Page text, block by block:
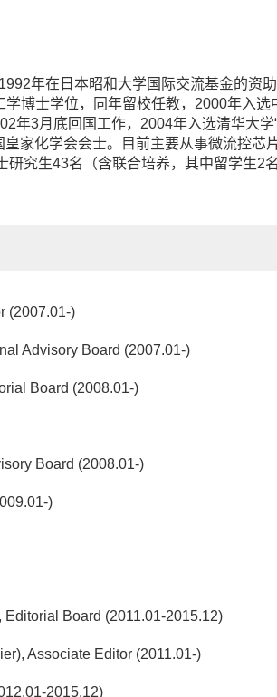
年在日本昭和大学国际交流基金的资
博士学位，同年留校任教，2000年入
年3月底回国工作，2004年入选清华大
家化学会会士。目前主要从事微流控芯
究生43名（含联合培养，其中留学生2
(2007.01-)
Advisory Board (2007.01-)
Board (2008.01-)
Board (2008.01-)
)
Board (2011.01-2015.12)
Associate Editor (2011.01-)
2015.12)